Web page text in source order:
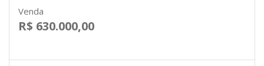
Venda
R$ 630.000,00